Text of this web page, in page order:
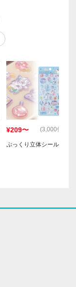
¥209〜 (3,000個)
ぷっくり立体シール